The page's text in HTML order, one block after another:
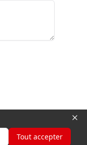
Tout accepter